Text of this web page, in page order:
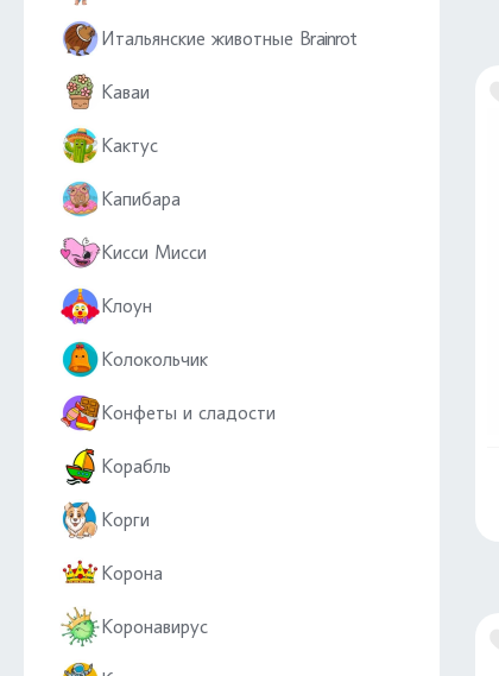
Итальянские животные Brainrot
Каваи
Кактус
Капибара
Кисси Мисси
Клоун
Колокольчик
Конфеты и сладости
Корабль
Корги
Корона
Коронавирус